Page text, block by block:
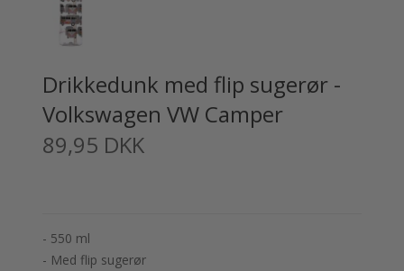
Drikkedunk med flip sugerør -
Volkswagen VW Camper
89,95 DKK
- 550 ml
- Med flip sugerør